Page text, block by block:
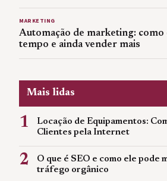
MARKETING
Automação de marketing: como
tempo e ainda vender mais
Mais lidas
1
Locação de Equipamentos:
Clientes pela Internet
2
O que é SEO e como ele pode
tráfego orgânico